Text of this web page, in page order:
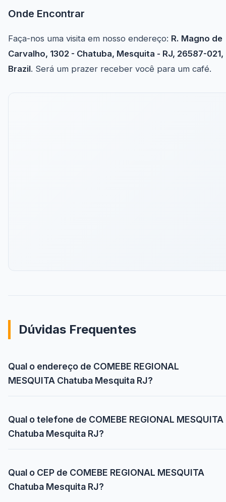
Onde Encontrar
Faça-nos uma visita em nosso endereço: R. Magno de
Carvalho, 1302 - Chatuba, Mesquita - RJ, 26587-021,
Brazil. Será um prazer receber você para um café.
Dúvidas Frequentes
Qual o endereço de COMEBE REGIONAL
MESQUITA Chatuba Mesquita RJ?
Qual o telefone de COMEBE REGIONAL MESQUITA
Chatuba Mesquita RJ?
Qual o CEP de COMEBE REGIONAL MESQUITA
Chatuba Mesquita RJ?